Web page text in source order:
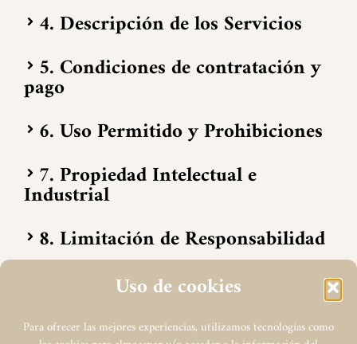
Uso de cookies
Para ofrecer las mejores experiencias, utilizamos tecnologías como
4. Descripción de los Servicios
5. Condiciones de contratación y
pago
6. Uso Permitido y Prohibiciones
7. Propiedad Intelectual e
Industrial
8. Limitación de Responsabilidad
9. Protección de Datos Personales
10. Modificaciones